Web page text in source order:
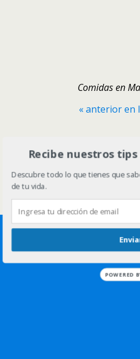
Comidas en
« anterior en
Volver
Móvil
Recibe nuestros
Descubre todo lo que tienes que
de tu vida.
POWERED